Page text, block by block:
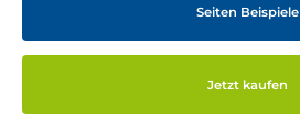
Seiten Beispiele
Jetzt kaufen